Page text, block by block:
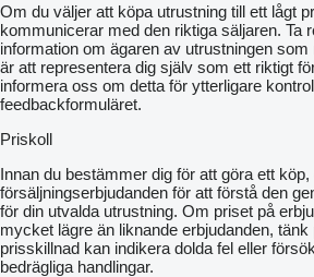
Om du väljer att köpa utrustning till ett lågt
kommunicerar med den riktiga säljaren. Ta
information om ägaren av utrustningen
är att representera dig själv som ett riktigt
informera oss om detta för ytterligare
feedbackformuläret.
Priskoll
Innan du bestämmer dig för att göra ett
försäljningserbjudanden för att förstå den
för din utvalda utrustning. Om priset på
mycket lägre än liknande erbjudanden,
prisskillnad kan indikera dolda fel eller
bedrägliga handlingar.